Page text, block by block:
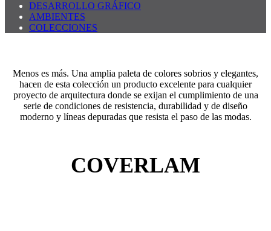
DESARROLLO GRÁFICO
AMBIENTES
COLECCIONES
Menos es más. Una amplia paleta de colores sobrios y elegantes,
hacen de esta colección un producto excelente para cualquier
proyecto de arquitectura donde se exijan el cumplimiento de una
serie de condiciones de resistencia, durabilidad y de diseño
moderno y líneas depuradas que resista el paso de las modas.
COVERLAM